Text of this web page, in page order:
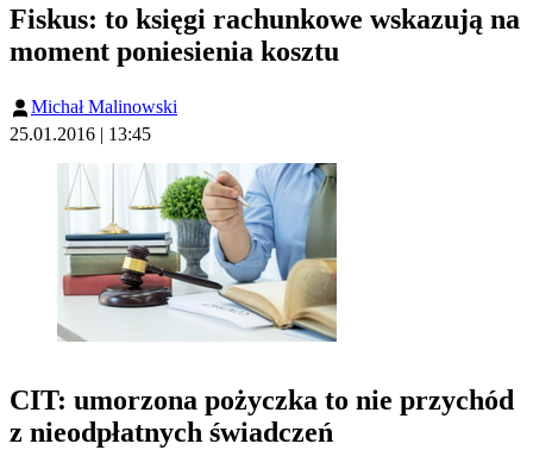
Fiskus: to księgi rachunkowe wskazują na
moment poniesienia kosztu
Michał Malinowski
25.01.2016 | 13:45
CIT: umorzona pożyczka to nie przychód
z nieodpłatnych świadczeń